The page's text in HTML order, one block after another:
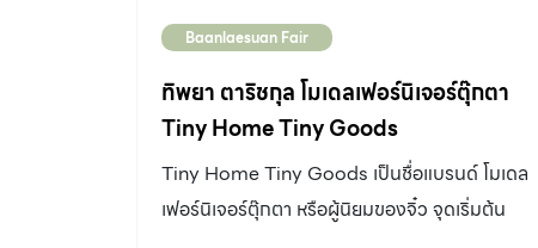
น้องหมา วิธีกายภาพบำบัด เสร็จแล้วเอามา
ประยุกต์กับหมาตัวเอง คือ ซันเดย์ ซึ่งเป็นสุนัขสาย
พันธุ์บอเดอร์ คอลลี่ (Border Collie) เขาฉลาด
มาก ฝึกอะไรก็เข้าใจ เราก็สนุกเมื่อน้องเริ่มทำได้
หลายอย่าง “นอกจากการเดินอย่างเป็นระเบียบ
เรียบร้อย น้องยังทำทริกต่างๆ ได้เยอะ ทั้งหมุนตัว
เดินซิกแซก เพื่อนเห็นก็เลยบอกว่าให้สอนหมาเขา
Baanlaesuan Fair
ทิพยา ตาริชกุล โมเดลเฟอร์นิเจอร์ตุ๊กตา
Tiny Home Tiny Goods
Tiny Home Tiny Goods เป็นชื่อแบรนด์ โมเดล
เฟอร์นิเจอร์ตุ๊กตา หรือผู้นิยมของจิ๋ว จุดเริ่มต้น